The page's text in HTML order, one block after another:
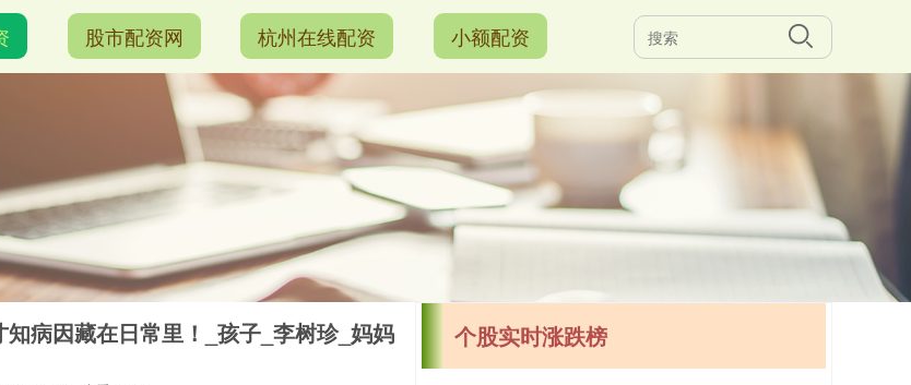
股市配资网 杭州在线配资 小额配资
病因藏在日常里！_孩子_李树珍_妈妈 个股实时涨跌榜